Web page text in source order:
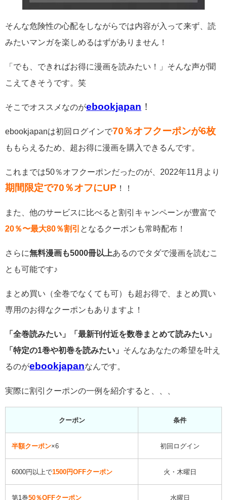
そんな危険性の心配をしながらでは内容が入って来ず、読
みたいマンガを楽しめるはずがありません！
「でも、できればお得に漫画を読みたい！」そんな声が聞
こえてきそうです。笑
そこでオススメなのがebookjapan ！
ebookjapanは初回ログインで70％オフクーポンが6枚
ももらえるため、超お得に漫画を購入できるんです。
これまでは50％オフクーポンだったのが、2022年11月より
期間限定で70％オフにUP ！！
また、他のサービスに比べると割引キャンペーンが豊富で
20％〜最大80％割引
となるクーポンも常時配布！
さらに無料漫画も5000冊以上あるのでタダで漫画を読むこ
とも可能です♪
まとめ買い（全巻でなくても可）も超お得で、まとめ買い
専用のお得なクーポンもありますよ！
「全巻読みたい」「最新刊付近を数巻まとめて読みたい」
「特定の1巻や初巻を読みたい」 そんなあなたの希望を叶え
るのがebookjapanなんです。
実際に割引クーポンの一例を紹介すると、、、
クーポン 条件
半額クーポン×6 初回ログイン
6000円以上で1500円OFFクーポン 火・木曜日
第1巻50％OFFクーポン 水曜日